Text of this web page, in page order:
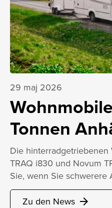
29 maj 2026
Tonnen
Die hinterradgetriebenen
TRAQ i830 und Novum
Sie, wenn Sie schwerere
Zu den News arrow_forward